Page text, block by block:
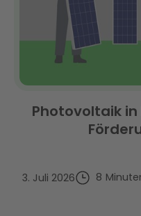
Photovoltaik
3. Juli 2026 8